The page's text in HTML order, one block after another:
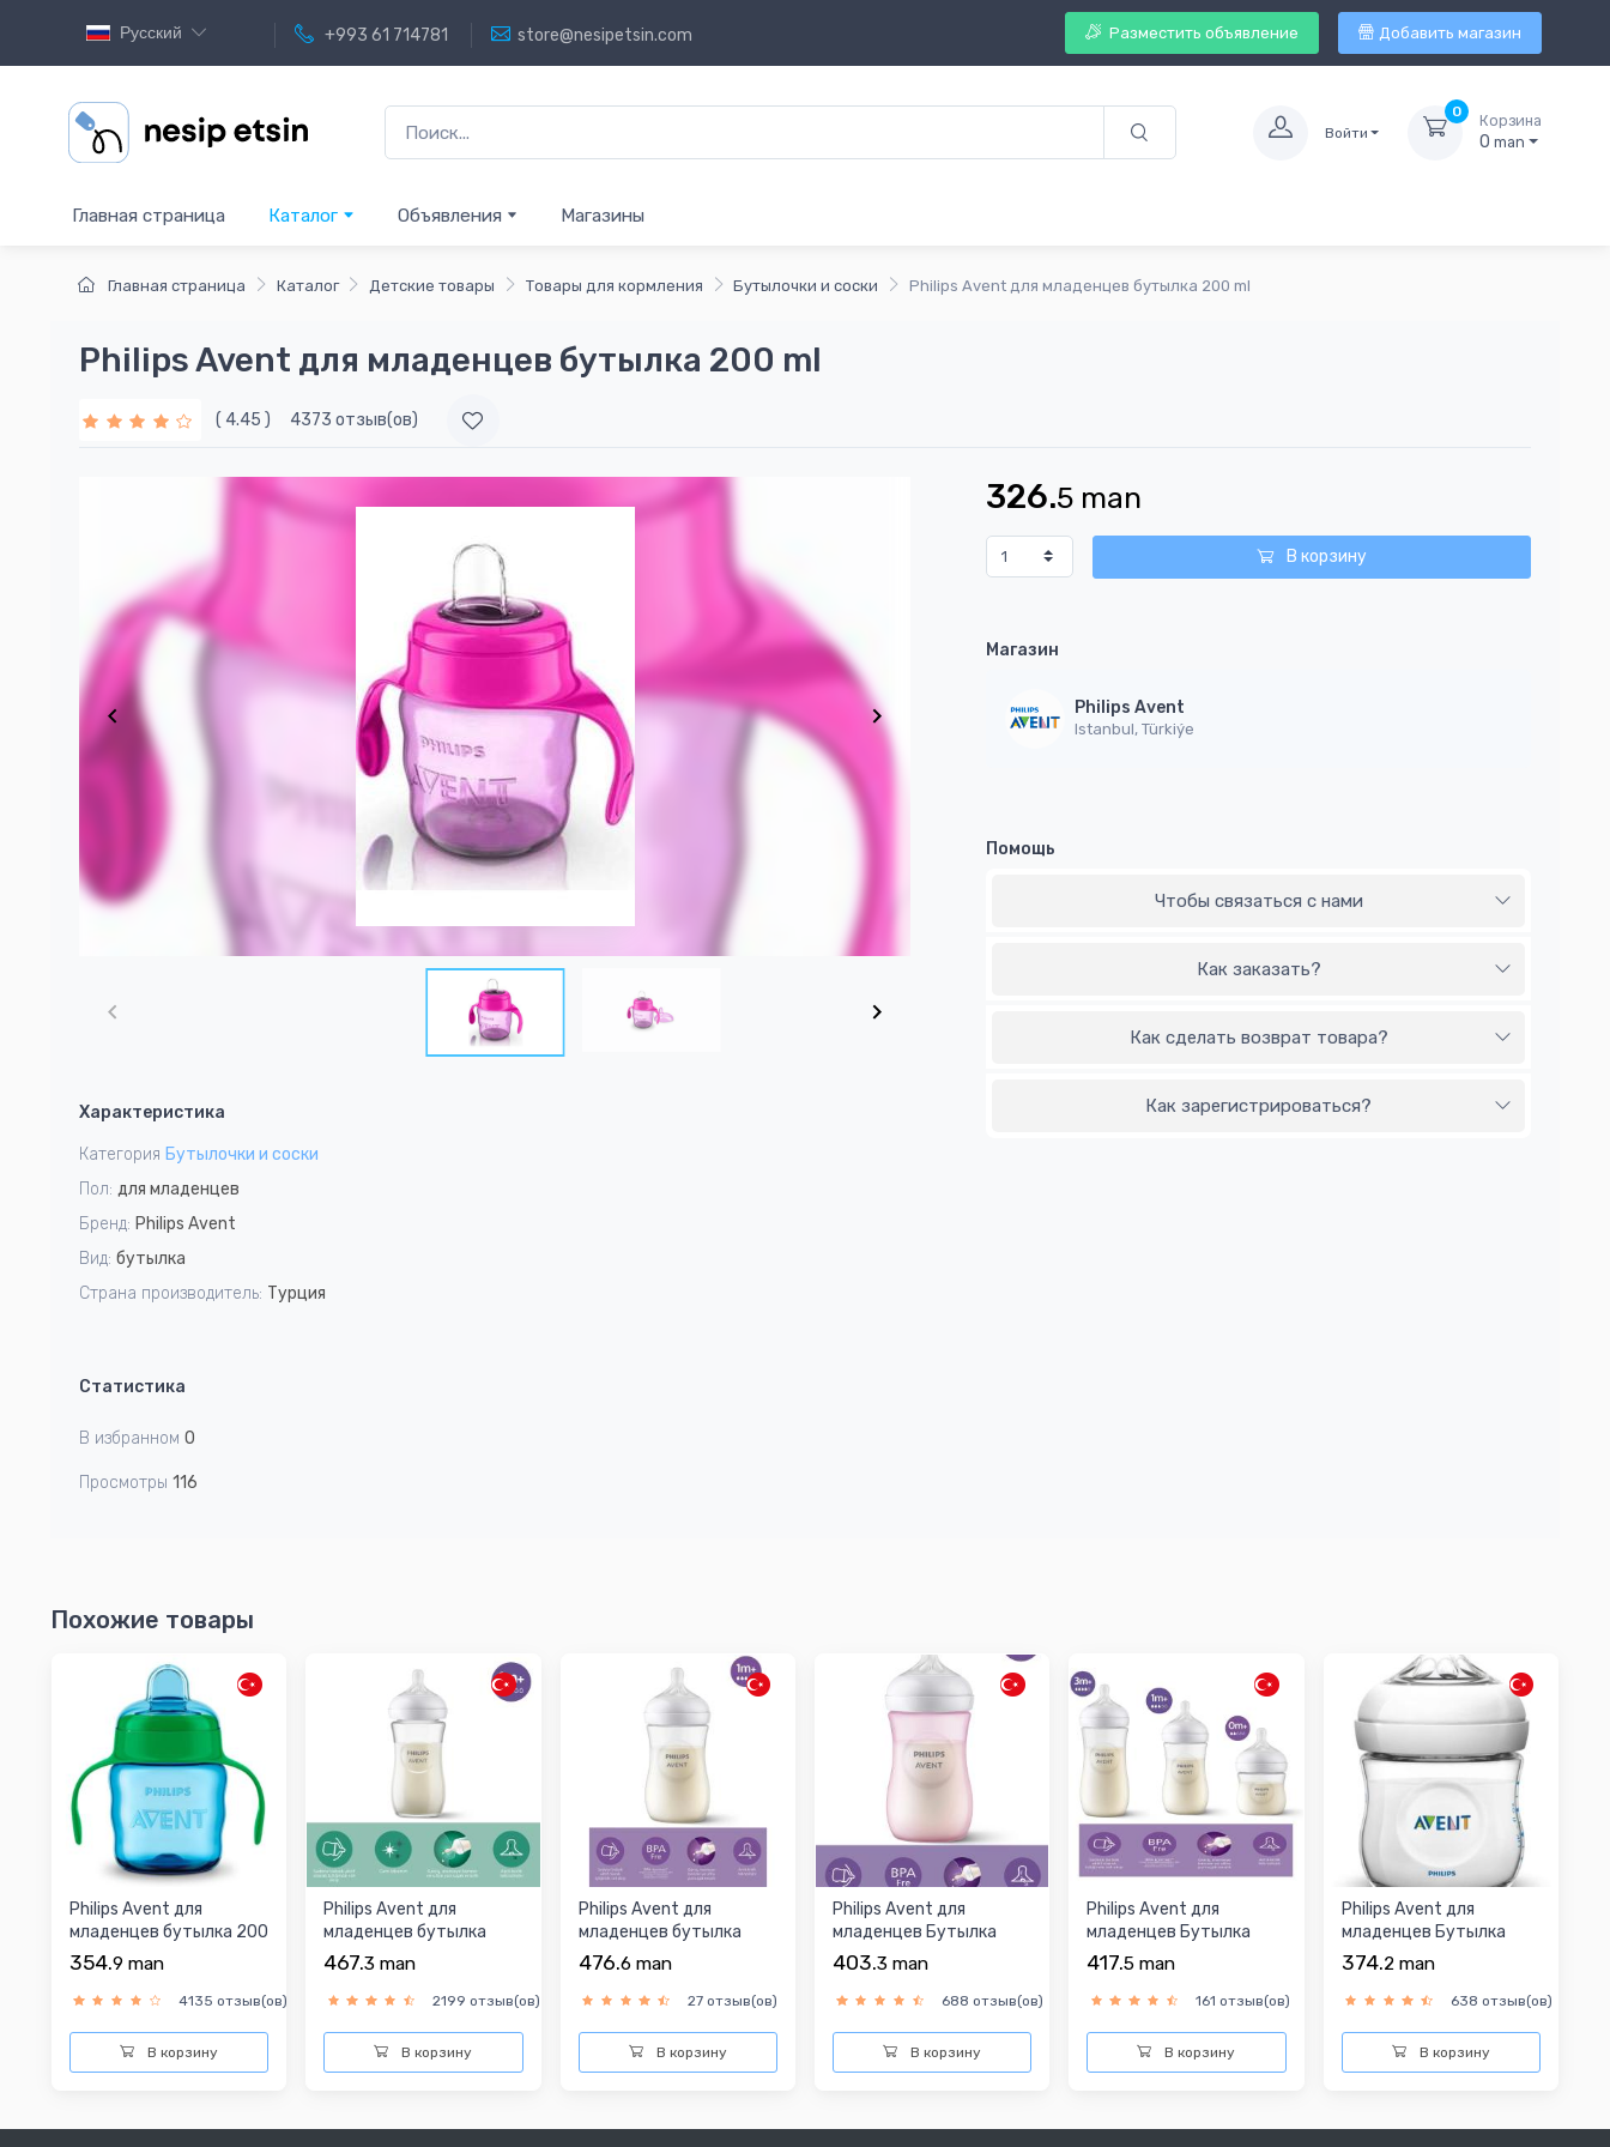
Русский +993 61 714781 store@nesipetsin.com Разместить объявление Добавить магазин
Войти
0
Корзина
0 man
Главная страница Каталог Объявления Магазины
Главная страница Каталог Детские товары Товары для кормления Бутылочки и соски Philips Avent для младенцев бутылка 200 ml
Philips Avent для младенцев бутылка 200 ml
( 4.45 ) 4373 отзыв(ов)
2
Характеристика
Категория Бутылочки и соски
Пол: для младенцев
Бренд: Philips Avent
Вид: бутылка
Страна производитель: Турция
Статистика
В избранном 0
Просмотры 116
326.5 man
В корзину
Магазин
Philips Avent
Istanbul, Türkiýe
Помощь
Чтобы связаться с нами
Как заказать?
Как сделать возврат товара?
Как зарегистрироваться?
Похожие товары
Philips Avent для
младенцев бутылка 200
ml
354.9 man
4135 отзыв(ов)
В корзину
Philips Avent для
младенцев бутылка
467.3 man
2199 отзыв(ов)
В корзину
Philips Avent для
младенцев бутылка
476.6 man
27 отзыв(ов)
В корзину
Philips Avent для
младенцев Бутылка
403.3 man
688 отзыв(ов)
В корзину
Philips Avent для
младенцев Бутылка
417.5 man
161 отзыв(ов)
В корзину
Philips Avent для
младенцев Бутылка
374.2 man
638 отзыв(ов)
В корзину